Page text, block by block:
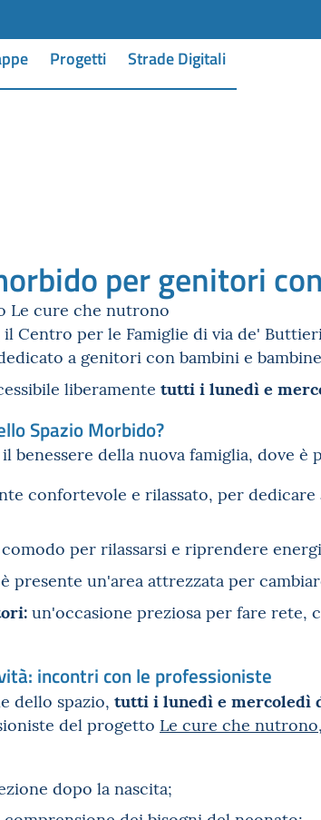
Progetti Strade Digitali
per genitori
Le cure che nutrono
il Centro per le Famiglie di via de'
a genitori con bambini e bambine
liberamente tutti i lunedì e
Spazio Morbido?
benessere della nuova famiglia, dove è
confortevole e rilassato, per
per rilassarsi e riprendere
è presente un'area attrezzata per
un'occasione preziosa per fare rete,
incontri con le professioniste
dello spazio, tutti i lunedì e mercoledì
del progetto Le cure che nutrono
dopo la nascita;